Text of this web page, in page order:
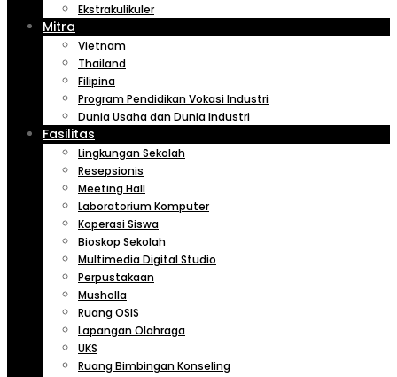
Ekstrakulikuler
Mitra
Vietnam
Thailand
Filipina
Program Pendidikan Vokasi Industri
Dunia Usaha dan Dunia Industri
Fasilitas
Lingkungan Sekolah
Resepsionis
Meeting Hall
Laboratorium Komputer
Koperasi Siswa
Bioskop Sekolah
Multimedia Digital Studio
Perpustakaan
Musholla
Ruang OSIS
Lapangan Olahraga
UKS
Ruang Bimbingan Konseling